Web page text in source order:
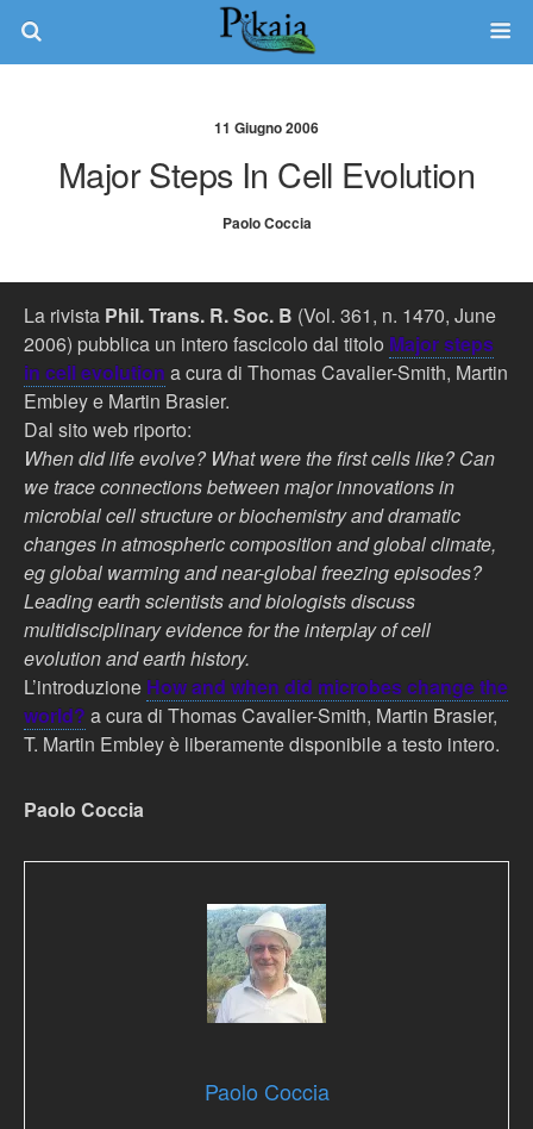
11 Giugno 2006
Major Steps In Cell Evolution
Paolo Coccia
La rivista Phil. Trans. R. Soc. B (Vol. 361, n. 1470, June
2006) pubblica un intero fascicolo dal titolo Major steps
in cell evolution a cura di Thomas Cavalier-Smith, Martin
Embley e Martin Brasier.
Dal sito web riporto:
When did life evolve? What were the first cells like? Can
we trace connections between major innovations in
microbial cell structure or biochemistry and dramatic
changes in atmospheric composition and global climate,
eg global warming and near-global freezing episodes?
Leading earth scientists and biologists discuss
multidisciplinary evidence for the interplay of cell
evolution and earth history.
L’introduzione How and when did microbes change the
world? a cura di Thomas Cavalier-Smith, Martin Brasier,
T. Martin Embley è liberamente disponibile a testo intero.
Paolo Coccia
Paolo Coccia